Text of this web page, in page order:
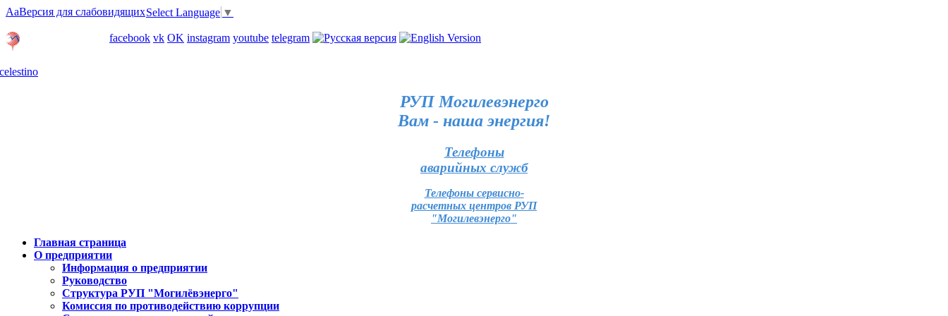
AaВерсия для слабовидящихSelect Language ▼
facebook vk OK instagram youtube telegram
РУП Могилевэнерго
Вам - наша энергия!
Телефоны
аварийных служб
Телефоны сервисно-
расчетных центров РУП
"Могилевэнерго"
Главная страница
О предприятии
Информация о предприятии
Руководство
Структура РУП "Могилёвэнерго"
Комиссия по противодействию коррупции